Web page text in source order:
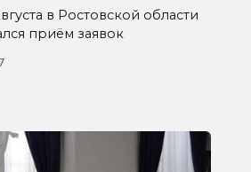
в Ростовской области
приём заявок